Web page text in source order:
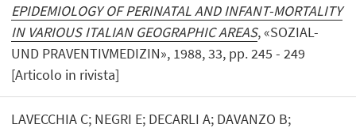
EPIDEMIOLOGY OF PERINATAL AND INFANT-MORTALITY
IN VARIOUS ITALIAN GEOGRAPHIC AREAS, «SOZIAL-
UND PRAVENTIVMEDIZIN», 1988, 33, pp. 245 - 249
[Articolo in rivista]
LAVECCHIA C; NEGRI E; DECARLI A; DAVANZO B;